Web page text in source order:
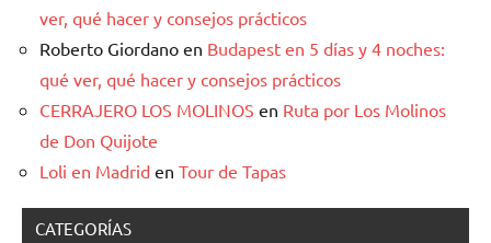
ver, qué hacer y consejos prácticos
Roberto Giordano en Budapest en 5 días y 4 noches:
qué ver, qué hacer y consejos prácticos
CERRAJERO LOS MOLINOS en Ruta por Los Molinos
de Don Quijote
Loli en Madrid en Tour de Tapas
CATEGORÍAS